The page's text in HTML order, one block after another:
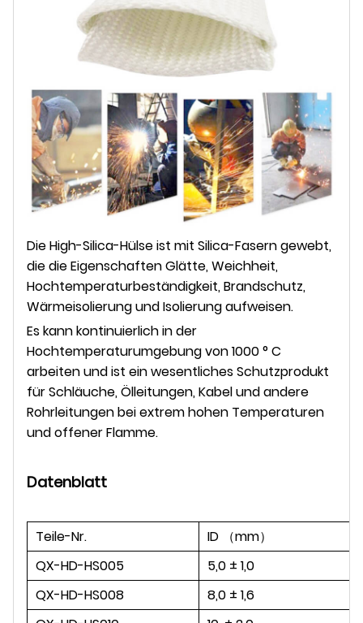
Die High-Silica-Hülse ist mit Silica-Fasern gewebt,
die die Eigenschaften Glätte, Weichheit,
Hochtemperaturbeständigkeit, Brandschutz,
Wärmeisolierung und Isolierung aufweisen.
Es kann kontinuierlich in der
Hochtemperaturumgebung von 1000 ° C
arbeiten und ist ein wesentliches Schutzprodukt
für Schläuche, Ölleitungen, Kabel und andere
Rohrleitungen bei extrem hohen Temperaturen
und offener Flamme.
Datenblatt
Teile-Nr.
ID （mm）
QX-HD-HS005
5,0 ± 1,0
QX-HD-HS008
8,0 ± 1,6